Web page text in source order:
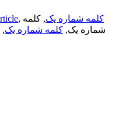
, کلمه شماره یک, کلمه
شماره یک, کلمه شماره یک,